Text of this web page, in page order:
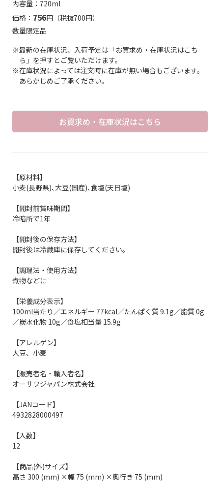
内容量：720ml
価格： 756円（税抜700円）
数量限定品
※最新の在庫状況、入荷予定は「お買求め・在庫状況はこち
ら」を押すとご覧いただけます。
※在庫状況によっては注文時に在庫が無い場合もございます。
あらかじめご了承ください。
お買求め・在庫状況はこちら
【原材料】
小麦(長野県)､大豆(国産)､食塩(天日塩)
【開封前賞味期間】
冷暗所で1年
【開封後の保存方法】
開封後は冷蔵庫に保存してください。
【調理法・使用方法】
煮物などに
【栄養成分表示】
100ml当たり／エネルギー 77kcal／たんぱく質 9.1g／脂質 0g
／炭水化物 10g／食塩相当量 15.9g
【アレルゲン】
大豆、小麦
【販売者名・輸入者名】
オーサワジャパン株式会社
【JANコード】
4932828000497
【入数】
12
【商品(外)サイズ】
高さ 300 (mm) ×幅 75 (mm) ×奥行き 75 (mm)